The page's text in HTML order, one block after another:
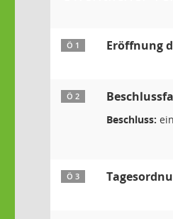
Ö 1 Eröffnung
Ö 2
Beschluss:
Ö 3